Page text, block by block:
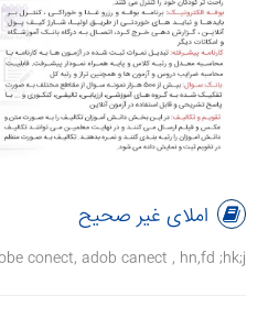
املای غیر صحیح
conect, adob canect , hn,fd ;hk;j